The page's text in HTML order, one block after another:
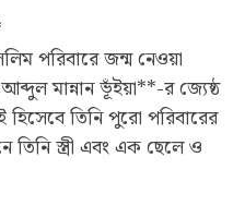
পরিবারে জন্ম নেওয়া
মান্নান ভূঁইয়া**-র জ্যেষ্ঠ
তিনি পুরো পরিবারের
তিনি স্ত্রী এবং এক ছেলে ও